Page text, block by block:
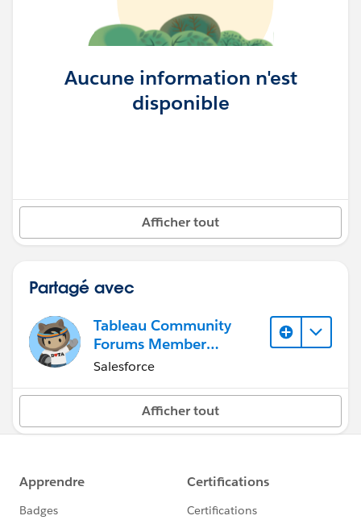
Aucune information n'est
disponible
Afficher tout
Partagé avec
Tableau Community
Forums Member
(Inactive)
Salesforce
Afficher tout